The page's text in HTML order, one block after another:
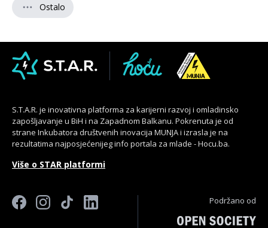
Ostalo
S.T.A.R. je inovativna platforma za karijerni razvoj i omladinsko
zapošljavanje u BiH i na Zapadnom Balkanu. Pokrenuta je od
strane Inkubatora društvenih inovacija MUNJA i izrasla je na
rezultatima najposjećenijeg info portala za mlade - Hocu.ba.
Više o STAR platformi
Podržano od